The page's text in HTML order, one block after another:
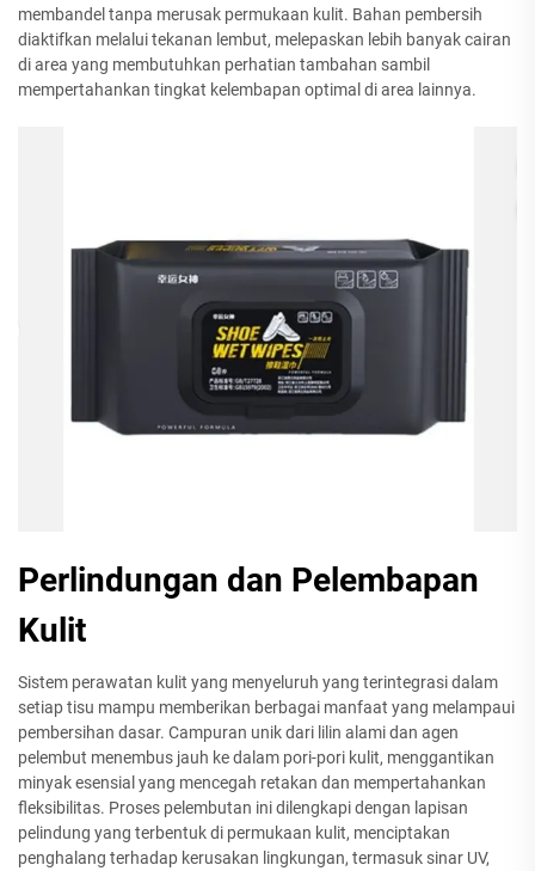
membandel tanpa merusak permukaan kulit. Bahan pembersih
diaktifkan melalui tekanan lembut, melepaskan lebih banyak cairan
di area yang membutuhkan perhatian tambahan sambil
mempertahankan tingkat kelembapan optimal di area lainnya.
Perlindungan dan Pelembapan
Kulit
Sistem perawatan kulit yang menyeluruh yang terintegrasi dalam
setiap tisu mampu memberikan berbagai manfaat yang melampaui
pembersihan dasar. Campuran unik dari lilin alami dan agen
pelembut menembus jauh ke dalam pori-pori kulit, menggantikan
minyak esensial yang mencegah retakan dan mempertahankan
fleksibilitas. Proses pelembutan ini dilengkapi dengan lapisan
pelindung yang terbentuk di permukaan kulit, menciptakan
penghalang terhadap kerusakan lingkungan, termasuk sinar UV,